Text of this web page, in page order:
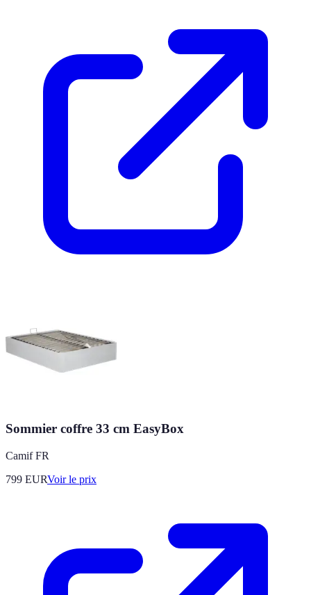
Sommier coffre 33 cm EasyBox
Camif FR
799 EURVoir le prix